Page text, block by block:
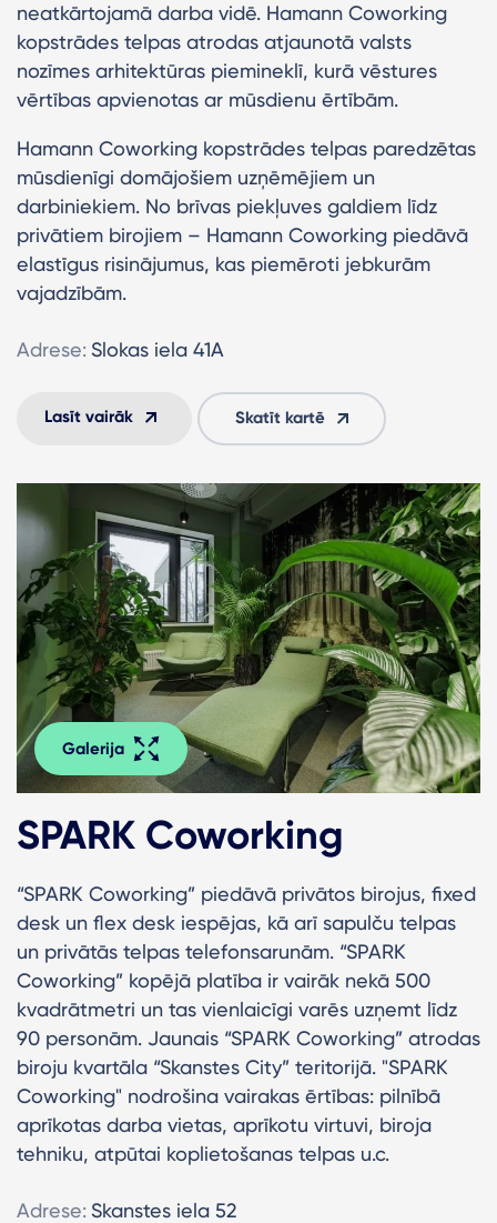
neatkārtojamā darba vidē. Hamann Coworking
kopstrādes telpas atrodas atjaunotā valsts
nozīmes arhitektūras piemineklī, kurā vēstures
vērtības apvienotas ar mūsdienu ērtībām.
​Hamann Coworking kopstrādes telpas paredzētas
mūsdienīgi domājošiem uzņēmējiem un
darbiniekiem. No brīvas piekļuves galdiem līdz
privātiem birojiem – Hamann Coworking piedāvā
elastīgus risinājumus, kas piemēroti jebkurām
vajadzībām.
Adrese: Slokas iela 41A
Lasīt vairāk Skatīt kartē
Galerija
SPARK Coworking
“SPARK Coworking” piedāvā privātos birojus, fixed
desk un flex desk iespējas, kā arī sapulču telpas
un privātās telpas telefonsarunām. “SPARK
Coworking” kopējā platība ir vairāk nekā 500
kvadrātmetri un tas vienlaicīgi varēs uzņemt līdz
90 personām. Jaunais “SPARK Coworking” atrodas
biroju kvartāla “Skanstes City” teritorijā. "SPARK
Coworking" nodrošina vairakas ērtības: pilnībā
aprīkotas darba vietas, aprīkotu virtuvi, biroja
tehniku, atpūtai koplietošanas telpas u.c.
Adrese: Skanstes iela 52